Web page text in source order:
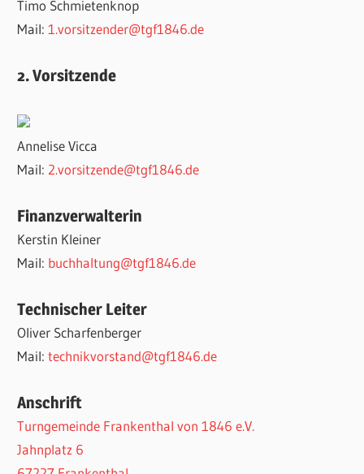
Timo Schmietenknop
Mail:1.vorsitzender@tgf1846.de
2. Vorsitzende
Annelise Vicca
Mail: 2.vorsitzende@tgf1846.de
Finanzverwalterin
Kerstin Kleiner
Mail: buchhaltung@tgf1846.de
Technischer Leiter
Oliver Scharfenberger
Mail:technikvorstand@tgf1846.de
Anschrift
Turngemeinde Frankenthal von 1846 e.V.
Jahnplatz 6